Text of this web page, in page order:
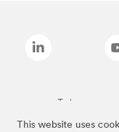
This website uses
Todas as